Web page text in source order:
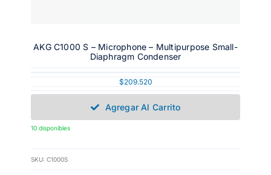
AKG C1000 S – Microphone – Multipurpose Small-
Diaphragm Condenser
$209.520
Agregar Al Carrito
10 disponibles
SKU: C1000S